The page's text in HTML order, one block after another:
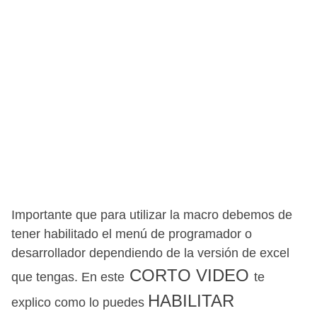
Importante que para utilizar la macro debemos de
tener habilitado el menú de programador o
desarrollador dependiendo de la versión de excel
que tengas. En este CORTO VIDEO te
explico como lo puedes HABILITAR